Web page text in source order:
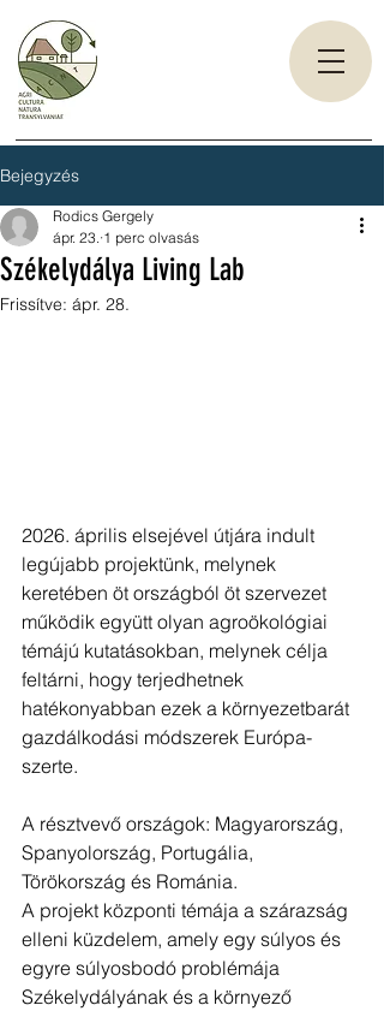
Bejegyzés
Székelydálya Living Lab
Rodics Gergely
ápr. 23. 1 perc olvasás
Frissítve: ápr. 28.
2026. április elsejével útjára indult
legújabb projektünk, melynek
keretében öt országból öt szervezet
működik együtt olyan agroökológiai
témájú kutatásokban, melynek célja
feltárni, hogy terjedhetnek
hatékonyabban ezek a környezetbarát
gazdálkodási módszerek Európa-
szerte.
A résztvevő országok: Magyarország,
Spanyolország, Portugália,
Törökország és Románia.
A projekt központi témája a szárazság
elleni küzdelem, amely egy súlyos és
egyre súlyosbodó problémája
Székelydályának és a környező